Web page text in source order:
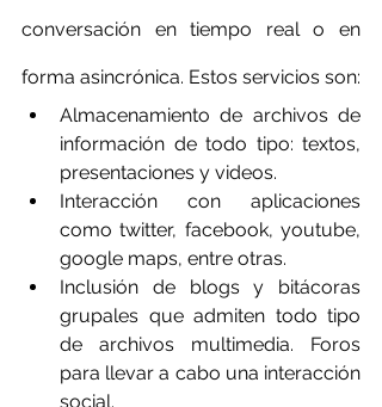
conversación en tiempo real o en
forma asincrónica. Estos servicios son:
Almacenamiento de archivos de
información de todo tipo: textos,
presentaciones y videos.
Interacción con aplicaciones
como twitter, facebook, youtube,
google maps, entre otras.
Inclusión de blogs y bitácoras
grupales que admiten todo tipo
de archivos multimedia. Foros
para llevar a cabo una interacción
social.